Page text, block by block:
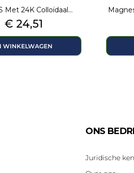
Met 24K Colloïdaal...
Prijs
€ 24,51
WINKELWAGEN
ONS
Juridische